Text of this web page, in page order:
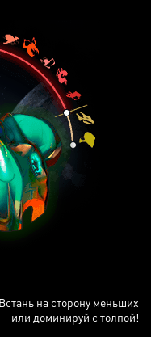
Встань на сторону меньших
или доминируй с толпой!